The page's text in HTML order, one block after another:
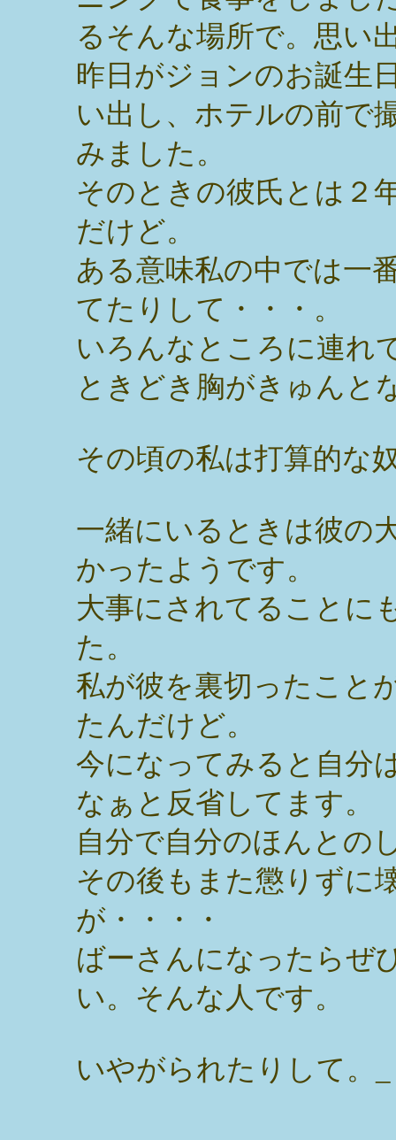
るそんな場所で。思い
昨日がジョンのお誕生
い出し、ホテルの前で
みました。
そのときの彼氏とは２
だけど。
ある意味私の中では一
てたりして・・・。
いろんなところに連れ
ときどき胸がきゅんと
その頃の私は打算的な
一緒にいるときは彼の
かったようです。
大事にされてることに
た。
私が彼を裏切ったこと
たんだけど。
今になってみると自分
なぁと反省してます。
自分で自分のほんとの
その後もまた懲りずに
が・・・・
ばーさんになったらぜ
い。そんな人です。
いやがられたりして。